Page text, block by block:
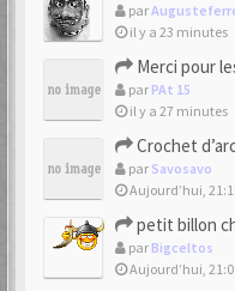
par
il y a 23 minutes
Merci pour
par PAt 15
il y a 27 minutes
Crochet
par Savosavo
Aujourd’hui,
petit billon
par Bigceltos
Aujourd’hui,